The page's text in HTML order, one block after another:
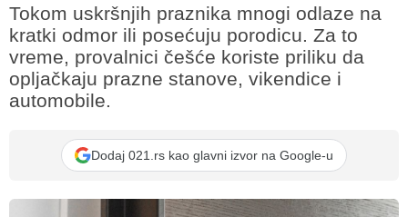
Tokom uskršnjih praznika mnogi odlaze na
kratki odmor ili posećuju porodicu. Za to
vreme, provalnici češće koriste priliku da
opljačkaju prazne stanove, vikendice i
automobile.
Dodaj 021.rs kao glavni izvor na Google-u